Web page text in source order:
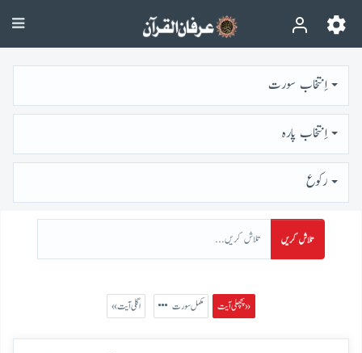
اِنتخاب سورت
اِنتخاب پارہ
رُكوع
تلاش کریں
پچھلی آیت » مکمل سورت « اگلی آیت